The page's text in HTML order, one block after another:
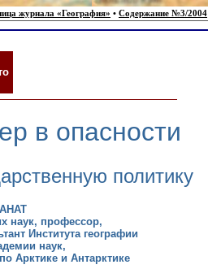
журнала «География» • Содержание №3/2004
в опасности
политику
наук, профессор,
Института географии
наук,
Арктике и Антарктике